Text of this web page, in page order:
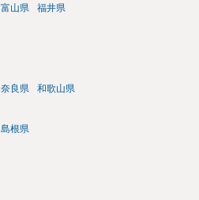
富山県 福井県
奈良県 和歌山県
島根県